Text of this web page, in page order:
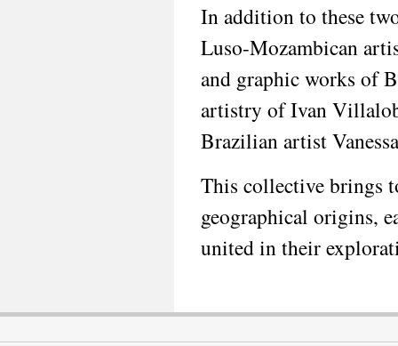
In addition to these
Luso-Mozambican
and graphic works of
artistry of Ivan
Brazilian artist
This collective brings
geographical origins,
united in their